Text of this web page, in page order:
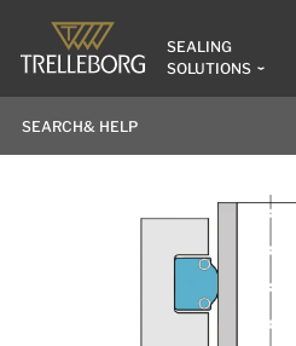
SEALING
SOLUTIONS